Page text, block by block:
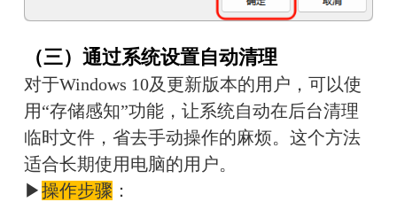
（三）通过系统设置自动清理
对于Windows 10及更新版本的用户，可以使
用“存储感知”功能，让系统自动在后台清理
临时文件，省去手动操作的麻烦。这个方法
适合长期使用电脑的用户。
▶操作步骤 ：